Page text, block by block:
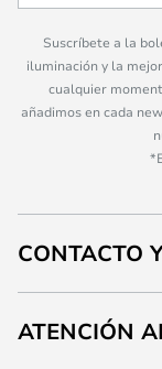
Suscríbete a la
iluminación y la
cualquier
añadimos en cada
CONTACTO
ATENCIÓN